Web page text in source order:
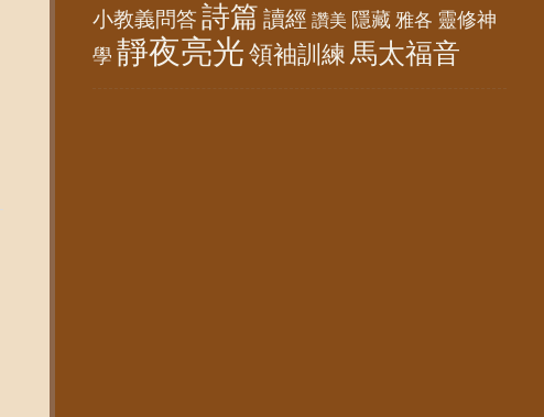
小教義問答詩篇 讀經 讚美 隱藏 雅各 靈修神
學 靜夜亮光 領袖訓練 馬太福音